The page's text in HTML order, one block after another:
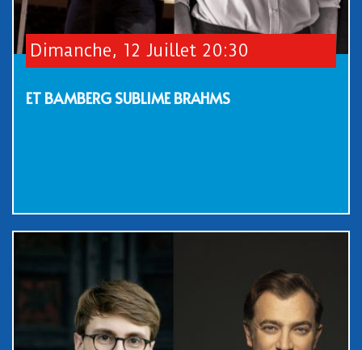
Dimanche, 12 Juillet 20:30
ET BAMBERG SUBLIME BRAHMS